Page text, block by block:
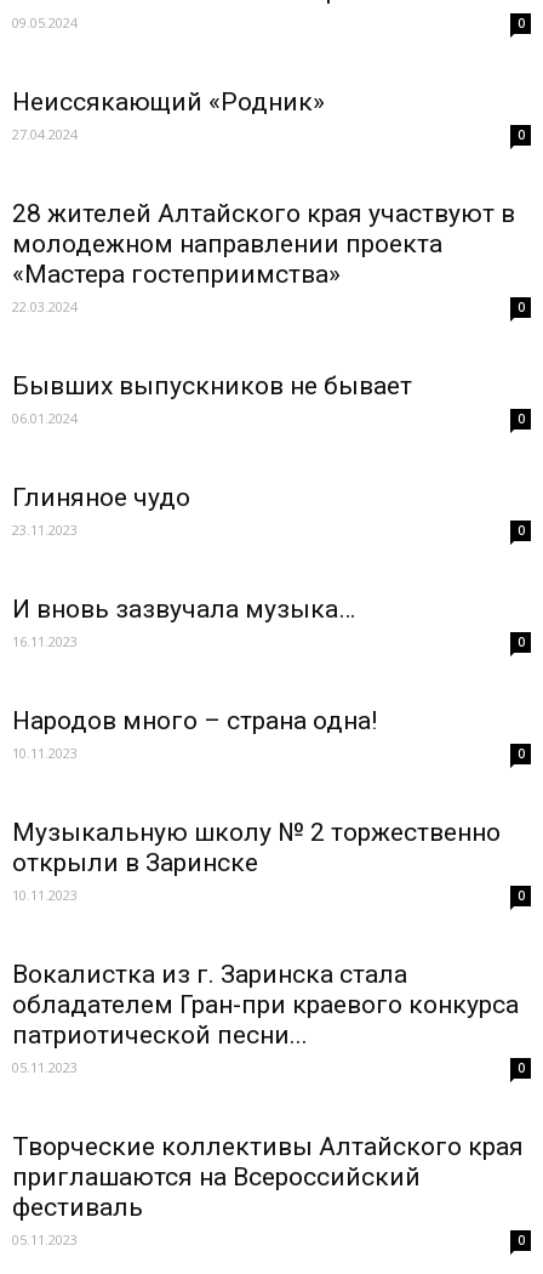
09.05.2024 0
Неиссякающий «Родник»
27.04.2024 0
28 жителей Алтайского края участвуют в
молодежном направлении проекта
«Мастера гостеприимства»
22.03.2024 0
Бывших выпускников не бывает
06.01.2024 0
Глиняное чудо
23.11.2023 0
И вновь зазвучала музыка…
16.11.2023 0
Народов много – страна одна!
10.11.2023 0
Музыкальную школу № 2 торжественно
открыли в Заринске
10.11.2023 0
Вокалистка из г. Заринска стала
обладателем Гран-при краевого конкурса
патриотической песни...
05.11.2023 0
Творческие коллективы Алтайского края
приглашаются на Всероссийский
фестиваль
05.11.2023 0